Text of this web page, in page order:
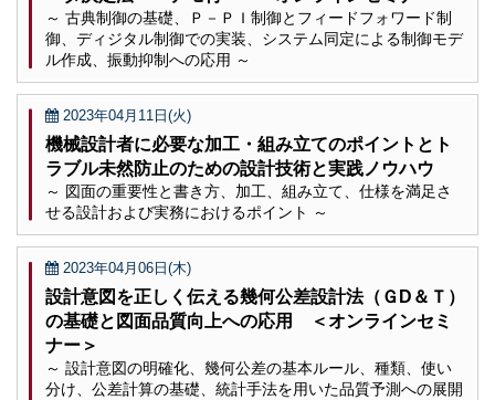
～ 古典制御の基礎、Ｐ－ＰＩ制御とフィードフォワード制
御、ディジタル制御での実装、システム同定による制御モデ
ル作成、振動抑制への応用 ～
2023年04月11日(火)
機械設計者に必要な加工・組み立てのポイントとト
ラブル未然防止のための設計技術と実践ノウハウ
～ 図面の重要性と書き方、加工、組み立て、仕様を満足さ
せる設計および実務におけるポイント ～
2023年04月06日(木)
設計意図を正しく伝える幾何公差設計法（ＧD＆Ｔ）
の基礎と図面品質向上への応用 ＜オンラインセミ
ナー＞
～ 設計意図の明確化、幾何公差の基本ルール、種類、使い
分け、公差計算の基礎、統計手法を用いた品質予測への展開